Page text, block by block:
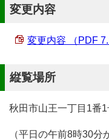
変更内容
変更内容 （PDF
縦覧場所
秋田市山王一丁目1
（平日の午前8時30分